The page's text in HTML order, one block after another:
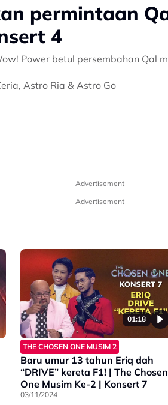
permintaan
4
Power betul persembahan Qal
Astro Ria & Astro Go
Advertisement
Advertisement
01:18
THE CHOSEN ONE MUSIM 2
Baru umur 13 tahun Eriq dah
“DRIVE” kereta F1! | The Chosen
One Musim Ke-2 | Konsert 7
03/11/2024